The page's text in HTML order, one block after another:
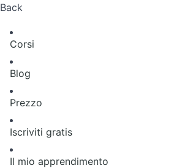
Back
Corsi
Blog
Prezzo
Iscriviti gratis
Il mio apprendimento